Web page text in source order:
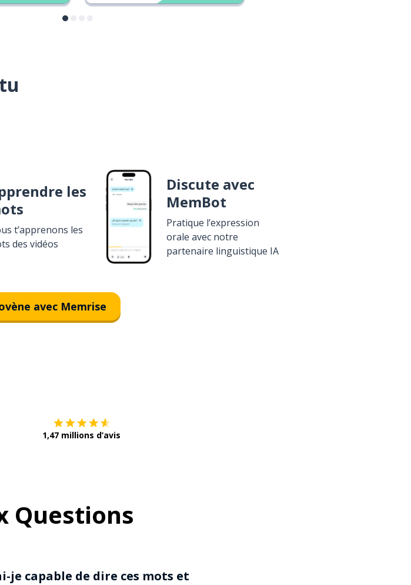
les
t’apprenons les
des vidéos
Discute avec
MemBot
Pratique l’expression
orale avec notre
partenaire linguistique IA
avec Memrise
1,47 millions d’avis
Questions
capable de dire ces mots et